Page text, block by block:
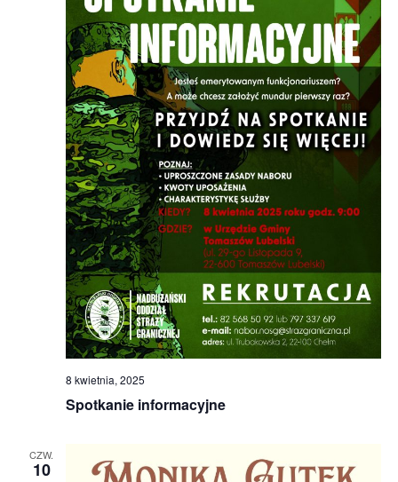
Spotkanie informacyjne
8 kwietnia, 2025
CZW.
10